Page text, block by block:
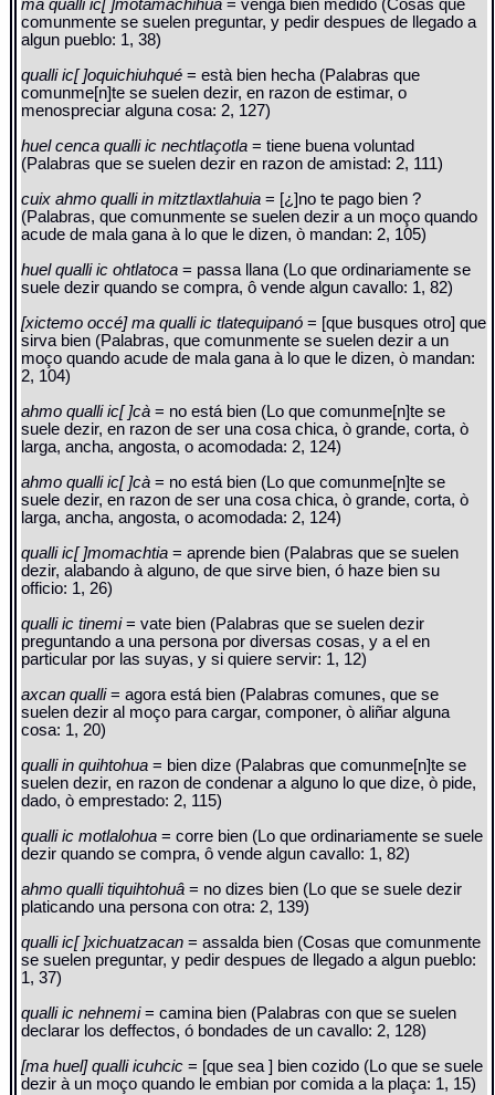
ma qualli ic[ ]motamachihua= venga bien medido (Cosas que
comunmente se suelen preguntar, y pedir despues de llegado a
algun pueblo: 1, 38)
qualli ic[ ]oquichiuhqué= està bien hecha (Palabras que
comunme[n]te se suelen dezir, en razon de estimar, o
menospreciar alguna cosa: 2, 127)
huel cenca qualli ic nechtlaçotla= tiene buena voluntad
(Palabras que se suelen dezir en razon de amistad: 2, 111)
cuix ahmo qualli in mitztlaxtlahuia= [¿]no te pago bien ?
(Palabras, que comunmente se suelen dezir a un moço quando
acude de mala gana à lo que le dizen, ò mandan: 2, 105)
huel qualli ic ohtlatoca= passa llana (Lo que ordinariamente se
suele dezir quando se compra, ô vende algun cavallo: 1, 82)
[xictemo occé] ma qualli ic tlatequipanó= [que busques otro] que
sirva bien (Palabras, que comunmente se suelen dezir a un
moço quando acude de mala gana à lo que le dizen, ò mandan:
2, 104)
ahmo qualli ic[ ]cà= no está bien (Lo que comunme[n]te se
suele dezir, en razon de ser una cosa chica, ò grande, corta, ò
larga, ancha, angosta, o acomodada: 2, 124)
ahmo qualli ic[ ]cà= no está bien (Lo que comunme[n]te se
suele dezir, en razon de ser una cosa chica, ò grande, corta, ò
larga, ancha, angosta, o acomodada: 2, 124)
qualli ic[ ]momachtia= aprende bien (Palabras que se suelen
dezir, alabando à alguno, de que sirve bien, ó haze bien su
officio: 1, 26)
qualli ic tinemi= vate bien (Palabras que se suelen dezir
preguntando a una persona por diversas cosas, y a el en
particular por las suyas, y si quiere servir: 1, 12)
axcan qualli= agora está bien (Palabras comunes, que se
suelen dezir al moço para cargar, componer, ò aliñar alguna
cosa: 1, 20)
qualli in quihtohua= bien dize (Palabras que comunme[n]te se
suelen dezir, en razon de condenar a alguno lo que dize, ò pide,
dado, ò emprestado: 2, 115)
qualli ic motlalohua= corre bien (Lo que ordinariamente se suele
dezir quando se compra, ô vende algun cavallo: 1, 82)
ahmo qualli tiquihtohuâ= no dizes bien (Lo que se suele dezir
platicando una persona con otra: 2, 139)
qualli ic[ ]xichuatzacan= assalda bien (Cosas que comunmente
se suelen preguntar, y pedir despues de llegado a algun pueblo:
1, 37)
qualli ic nehnemi= camina bien (Palabras con que se suelen
declarar los deffectos, ó bondades de un cavallo: 2, 128)
[ma huel] qualli icuhcic= [que sea ] bien cozido (Lo que se suele
dezir à un moço quando le embian por comida a la plaça: 1, 15)